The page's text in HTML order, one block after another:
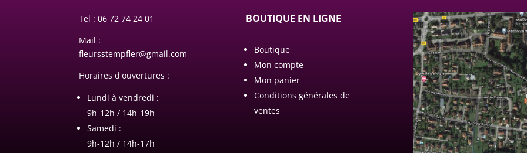
Tel :06 72 74 24 01
Mail :
fleursstempfler@gmail.com
Horaires d'ouvertures :
Lundi à vendredi :
9h-12h / 14h-19h
Samedi :
9h-12h / 14h-17h
BOUTIQUE EN LIGNE
Boutique
Mon compte
Mon panier
Conditions générales de
ventes